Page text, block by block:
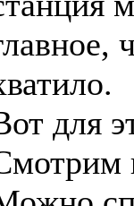
для